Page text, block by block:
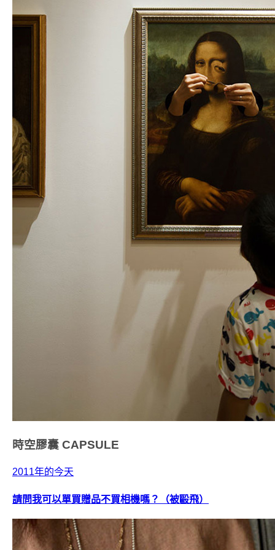
時空膠囊 CAPSULE
2011年的今天
請問我可以單買贈品不買相機嗎？（被毆飛）